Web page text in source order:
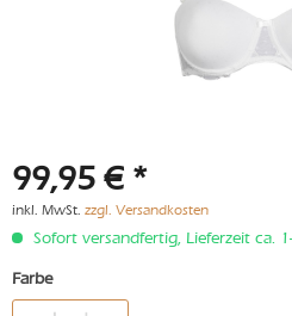
99,95 € *
inkl. MwSt. zzgl. Versandkosten
Sofort versandfertig, Lieferzeit ca.
Farbe